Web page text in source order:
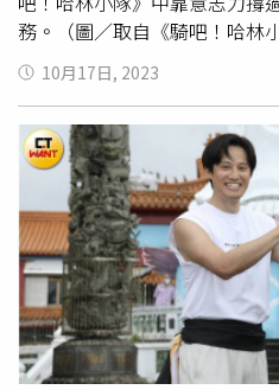
檔莎莎，留下珍貴的舞獅照。
再度與長興呂師父龍獅團的全
影行程畫下完美句點。徐乃麟
後，與長興呂師父龍獅團的全
攝影組）
務。（圖／取自《騎吧！哈林
持人雖早已貴為超級大哥級人
操，體力簡直比年輕藝人還好
在實境秀《騎吧！哈林小隊》
倫、張庭瑚、周予天等藝人，
但他其實只要連續騎車超過2
環島每天得騎上5、6個小時
期，每當他肩頸緊繃難受，就
請隨行的運動防護教練協助放
情相當猙獰。（圖／民視提供
大集合》，賣力程度總會讓人
東高樹出外景時，為了配合「
翔踩上他的肩膀，阿翔便故意
10月17日, 2023